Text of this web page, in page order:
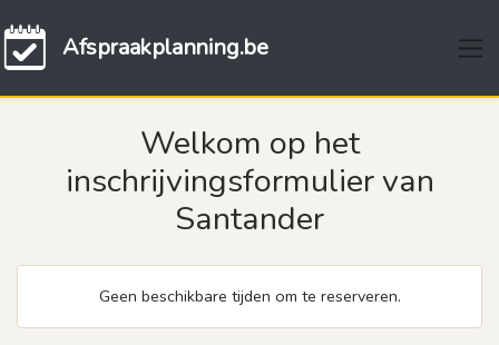
Afspraakplanning.be
Welkom op het
inschrijvingsformulier van
Santander
Geen beschikbare tijden om te reserveren.